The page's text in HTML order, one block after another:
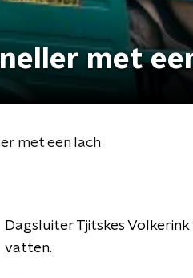
met
met een lach
Dagsluiter Tjitskes
vatten.